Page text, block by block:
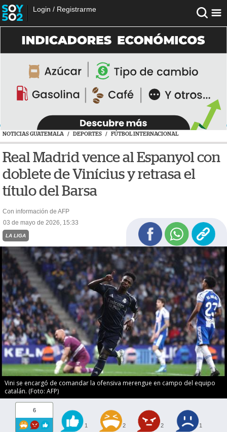
Login / Registrarme
NOTICIAS GUATEMALA / DEPORTES / FÚTBOL INTERNACIONAL
Real Madrid vence al Espanyol con
doblete de Vinícius y retrasa el
título del Barsa
Con información de AFP
03 de mayo de 2026, 15:33
LA LIGA
Vini se encargó de comandar la ofensiva merengue en campo del equipo
catalán. (Foto: AFP)
6
1 2 2 1